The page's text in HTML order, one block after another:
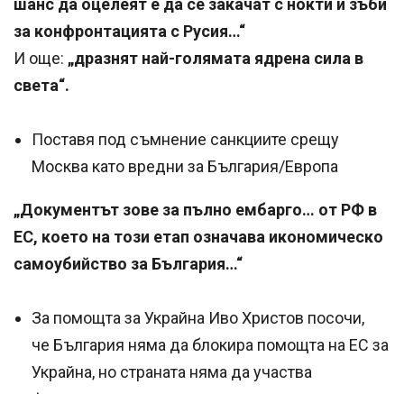
за конфронтацията с Русия…“
И още: „дразнят най-голямата ядрена сила в
света“.
Поставя под съмнение санкциите срещу
Москва като вредни за България/Европа
„Документът зове за пълно ембарго… от РФ в
ЕС, което на този етап означава икономическо
самоубийство за България…“
За помощта за Украйна Иво Христов посочи,
че България няма да блокира помощта на ЕС за
Украйна, но страната няма да участва